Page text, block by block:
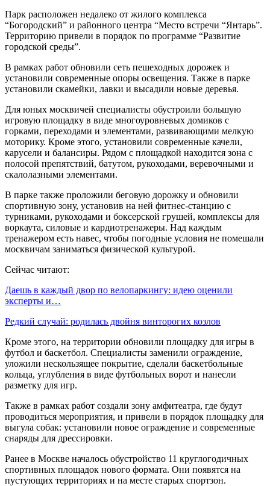
Парк расположен недалеко от жилого комплекса
“Богородский” и районного центра “Место встречи “Янтарь”.
Территорию привели в порядок по программе “Развитие
городской среды”.
В рамках работ обновили сеть пешеходных дорожек и
установили современные опоры освещения. Также в парке
установили скамейки, лавки и высадили новые деревья.
Для юных москвичей специалисты обустроили большую
игровую площадку в виде многоуровневых домиков с
горками, переходами и элементами, развивающими мелкую
моторику. Кроме этого, установили современные качели,
карусели и балансиры. Рядом с площадкой находится зона с
полосой препятствий, батутом, рукоходами, веревочными и
скалолазными элементами.
В парке также проложили беговую дорожку и обновили
спортивную зону, установив на ней фитнес-станцию с
турниками, рукоходами и боксерской грушей, комплексы для
воркаута, силовые и кардиотренажеры. Над каждым
тренажером есть навес, чтобы погодные условия не помешали
москвичам заниматься физической культурой.
Сейчас читают:
Даешь в каждый двор по велопаркингу: идею оценили
эксперты и…
Редкий случай: родилась двойня винторогих козлов
Кроме этого, на территории обновили площадку для игры в
футбол и баскетбол. Специалисты заменили ограждение,
уложили нескользящее покрытие, сделали баскетбольные
кольца, углубления в виде футбольных ворот и нанесли
разметку для игр.
Также в рамках работ создали зону амфитеатра, где будут
проводиться мероприятия, и привели в порядок площадку для
выгула собак: установили новое ограждение и современные
снаряды для дрессировки.
Ранее в Москве началось обустройство 11 круглогодичных
спортивных площадок нового формата. Они появятся на
пустующих территориях и на месте старых спортзон.